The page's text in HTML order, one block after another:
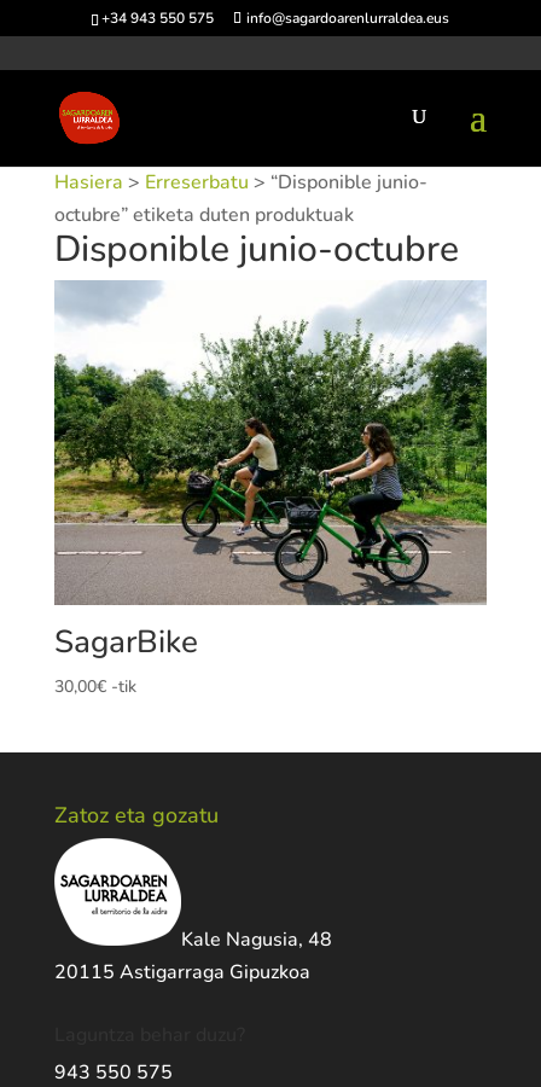
+34 943 550 575 info@sagardoarenlurraldea.eus
Hasiera > Erreserbatu > “Disponible junio-
octubre” etiketa duten produktuak
Disponible junio-octubre
SagarBike
30,00€-tik
Zatoz eta gozatu
Kale Nagusia, 48
20115 Astigarraga Gipuzkoa
943 550 575